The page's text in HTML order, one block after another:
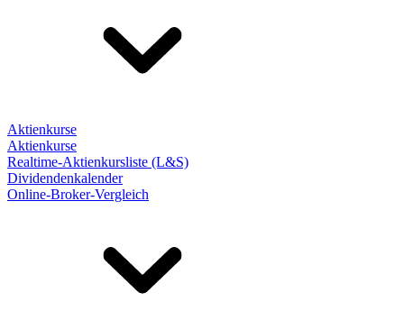
Aktienkurse
Aktienkurse
Realtime-Aktienkursliste (L&S)
Dividendenkalender
Online-Broker-Vergleich